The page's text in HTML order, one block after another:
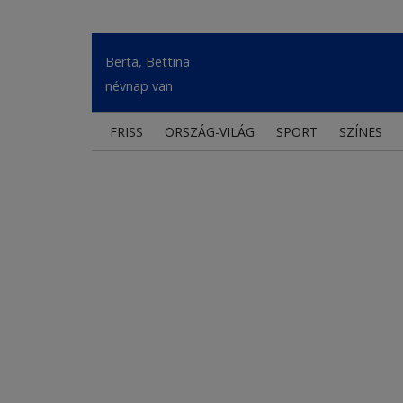
Berta, Bettina
névnap van
FRISS ORSZÁG-VILÁG SPORT SZÍNES